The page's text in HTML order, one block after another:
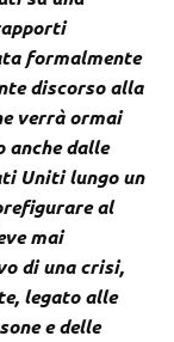
formalmente
discorso alla
verrà ormai
dalle
Uniti lungo un
al
mai
di una crisi,
legato alle
e delle